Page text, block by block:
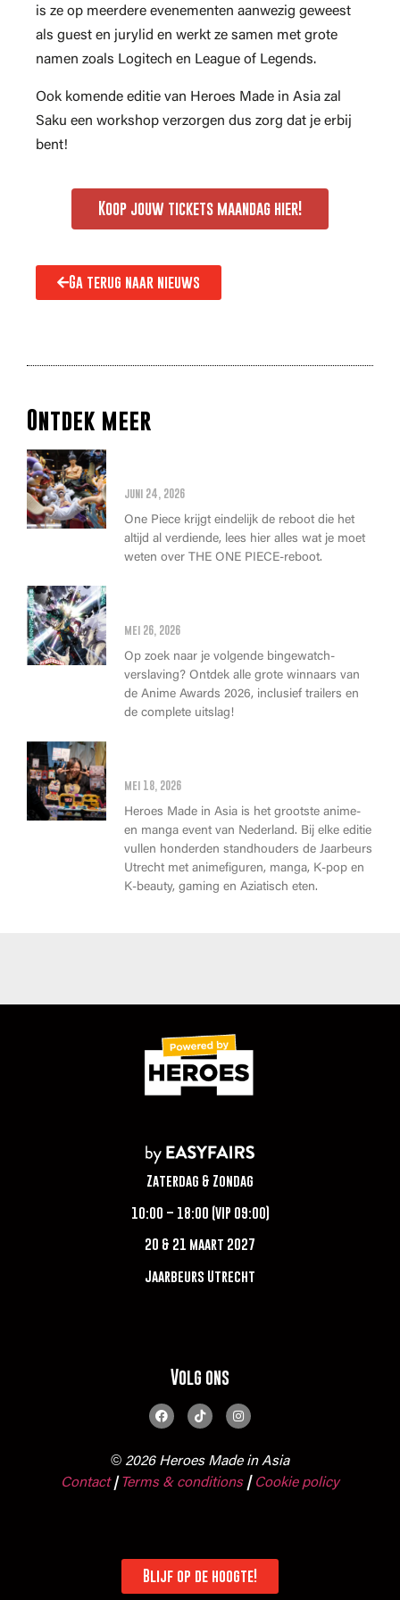
is ze op meerdere evenementen aanwezig geweest
als guest en jurylid en werkt ze samen met grote
namen zoals Logitech en League of Legends.
Ook komende editie van Heroes Made in Asia zal
Saku een workshop verzorgen dus zorg dat je erbij
bent!
Koop jouw tickets maandag hier!
Ga terug naar nieuws
Ontdek meer
juni 24, 2026
One Piece krijgt eindelijk de reboot die het
altijd al verdiende, lees hier alles wat je moet
weten over THE ONE PIECE-reboot.
mei 26, 2026
Op zoek naar je volgende bingewatch-
verslaving? Ontdek alle grote winnaars van
de Anime Awards 2026, inclusief trailers en
de complete uitslag!
mei 18, 2026
Heroes Made in Asia is het grootste anime-
en manga event van Nederland. Bij elke editie
vullen honderden standhouders de Jaarbeurs
Utrecht met animefiguren, manga, K-pop en
K-beauty, gaming en Aziatisch eten.
Zaterdag & Zondag
10:00 – 18:00 (VIP 09:00)
20 & 21 maart 2027
Jaarbeurs Utrecht
Volg ons
© 2026 Heroes Made in Asia
Contact | Terms & conditions | Cookie policy
Blijf op de hoogte!